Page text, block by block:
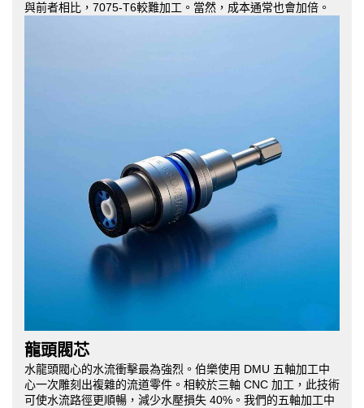
與前者相比，7075-T6較難加工。當然，成本通常也會加倍。
龍頭閥芯
水龍頭閥心的水流衝擊最為強烈。伯樂使用 DMU 五軸加工中
心一次雕刻出複雜的流道零件。相較於三軸 CNC 加工，此技術
可使水流路徑更順暢，減少水壓損失 40%。我們的五軸加工中